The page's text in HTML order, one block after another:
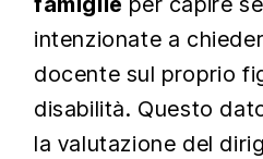
intenzionate a
docente sul proprio
disabilità. Questo
la valutazione del